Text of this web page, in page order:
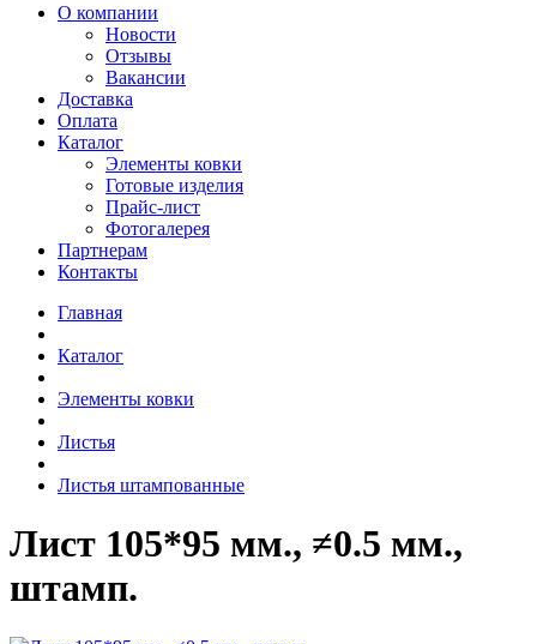
О компании
Новости
Отзывы
Вакансии
Доставка
Оплата
Каталог
Элементы ковки
Готовые изделия
Прайс-лист
Фотогалерея
Партнерам
Контакты
Главная
Каталог
Элементы ковки
Листья
Листья штампованные
Лист 105*95 мм., ≠0.5 мм.,
штамп.